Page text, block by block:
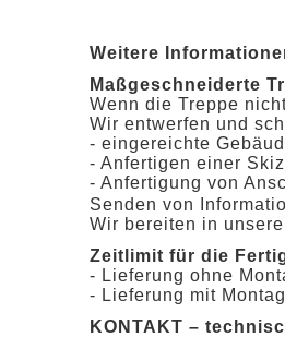
Weitere
Maßgeschneiderte
Wenn die Treppe
Wir entwerfen und
- eingereichte
- Anfertigen einer
- Anfertigung von
Senden von
Wir bereiten in
Zeitlimit für die
- Lieferung ohne
- Lieferung mit
KONTAKT –